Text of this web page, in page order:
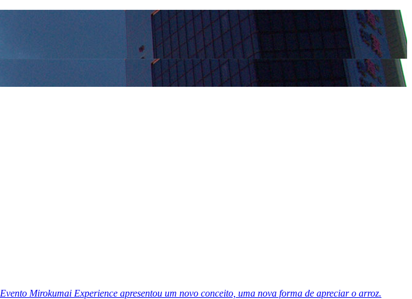
Evento Mirokumai Experience apresentou um novo conceito, uma nova forma de apreciar o arroz.